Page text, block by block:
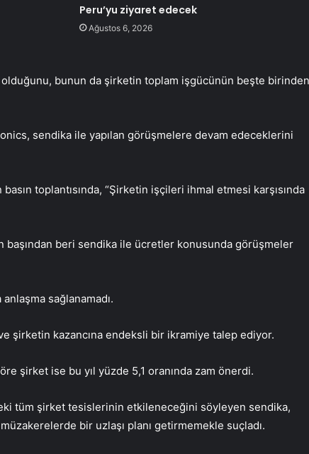
Peru’yu ziyaret edecek
Ağustos 6, 2026
bunun da şirketin toplam işgücünün beşte birinden
sendika ile yapılan görüşmelere devam edeceklerini
toplantısında, “Şirketin işçileri ihmal etmesi karşısında
başından beri sendika ile ücretler konusunda görüşmeler
sağlanamadı.
şirketin kazancına endeksli bir ikramiye talep ediyor.
şirket ise bu yıl yüzde 5,1 oranında zam önerdi.
tüm şirket tesislerinin etkileneceğini söyleyen sendika,
bir uzlaşı planı getirmemekle suçladı.